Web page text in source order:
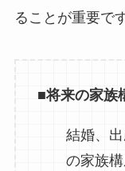
ることが重要です
■将来の家族
結婚、
の家族